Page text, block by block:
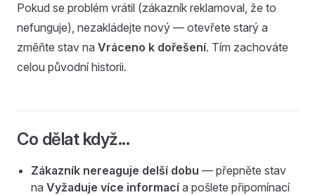
Pokud se problém vrátil (zákazník reklamoval, že to
nefunguje), nezakládejte nový — otevřete starý a
změňte stav na Vráceno k dořešení. Tím zachováte
celou původní historii.
Co dělat když...
Zákazník nereaguje delší dobu — přepněte stav
na Vyžaduje více informací a pošlete připomínací